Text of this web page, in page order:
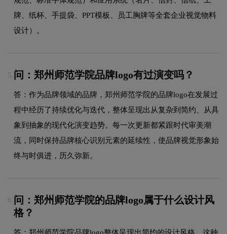
牌、纸杯、手提袋、PPT模板、员工胸牌等全套企业视觉物料
设计）。
5. 问：郑州师范学院品牌logo有过演变吗？
答：作为品牌领域的品牌，郑州师范学院的品牌logo在发展过
程中经历了持续优化与迭代，整体呈现出从复杂到简约、从具
象到抽象的现代化演变趋势。每一次更新都紧跟时代审美潮
流，同时保持品牌核心识别元素的延续性，使品牌视觉形象始
终与时俱进，历久弥新。
6. 问：郑州师范学院的品牌logo属于什么设计风
格？